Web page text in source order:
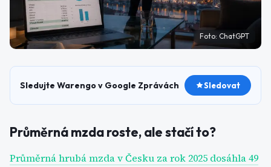
Foto: ChatGPT
Sledujte Warengo v Google Zprávách Sledovat
Průměrná mzda roste, ale stačí to?
Průměrná hrubá mzda v Česku za rok 2025 dosáhla 49